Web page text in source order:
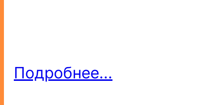
Подробнее...